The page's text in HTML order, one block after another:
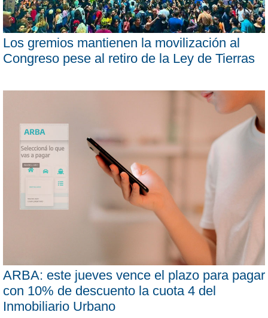
Los gremios mantienen la movilización al
Congreso pese al retiro de la Ley de Tierras
ARBA: este jueves vence el plazo para pagar
con 10% de descuento la cuota 4 del
Inmobiliario Urbano